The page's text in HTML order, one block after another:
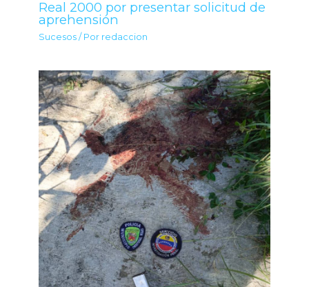
Real 2000 por presentar solicitud de
aprehensión
Sucesos / Por redaccion